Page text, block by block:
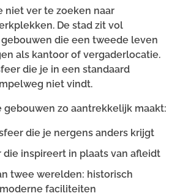
niet ver te zoeken naar
De stad zit vol
die een tweede leven
als kantoor of vergaderlocatie.
die je in een standaard
niet vindt.
gebouwen zo aantrekkelijk maakt:
die je nergens anders krijgt
inspireert in plaats van afleidt
twee werelden: historisch
faciliteiten